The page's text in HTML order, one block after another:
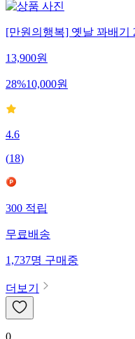
[만원의행복] 옛날 꽈배기
13,900원
28%10,000원
4.6
(18)
300 적립
무료배송
1,737명 구매중
더보기
0